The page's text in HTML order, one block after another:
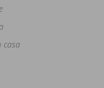
casa